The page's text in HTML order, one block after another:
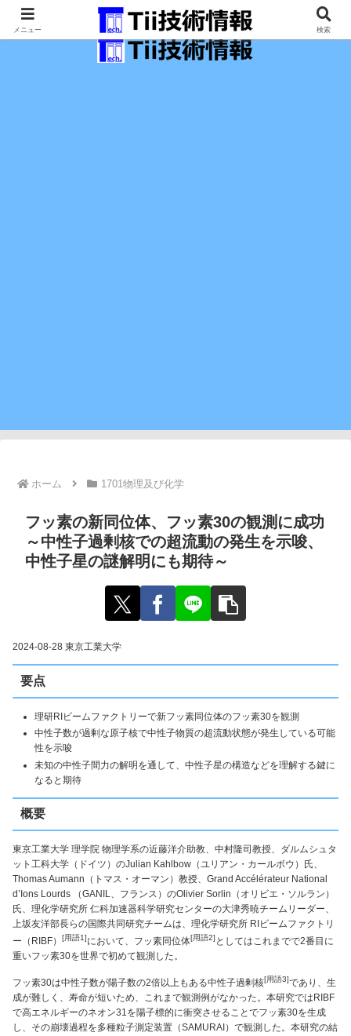
最新の科学技術の情報インフラ。
ホーム 1701物理及び化学
フッ素の新同位体、フッ素30の観測に成功
～中性子過剰核での超流動の発生を示唆、
中性子星の謎解明にも期待～
2024-08-28 東京工業大学
要点
理研RIビームファクトリーで新フッ素同位体のフッ素30を観測
中性子数が過剰な原子核で中性子物質の超流動状態が発生している可能
性を示唆
未知の中性子間力の解明を通して、中性子星の構造などを理解する鍵に
なると期待
概要
東京工業大学 理学院 物理学系の近藤洋介助教、中村隆司教授、ダルムシュタ
ット工科大学（ドイツ）のJulian Kahlbow（ユリアン・カールボウ）氏、
Thomas Aumann（トマス・オーマン）教授、Grand Accélérateur National
d’Ions Lourds （GANIL、フランス）のOlivier Sorlin（オリビエ・ソルラン）
氏、理化学研究所 仁科加速器科学研究センターの大津秀暁チームリーダー、
上坂友洋部長らの国際共同研究チームは、理化学研究所 RIビームファクトリ
ー（RIBF）
[用語1]において、フッ素同位体[用語2] としてはこれまでで2番目に
重いフッ素30を世界で初めて観測した。
フッ素30は中性子数が陽子数の2倍以上もある中性子過剰核[用語3]であり、生
成が難しく、寿命が短いため、これまで観測例がなかった。本研究ではRIBF
で高エネルギーのネオン31を陽子標的に衝突させることでフッ素30を生成
し、その崩壊過程を多種粒子測定装置（SAMURAI）で観測した。本研究の結
メニュー 検索